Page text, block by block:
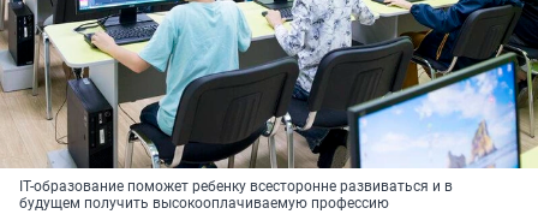
IT-образование поможет ребенку всесторонне развиваться и в
будущем получить высокооплачиваемую профессию